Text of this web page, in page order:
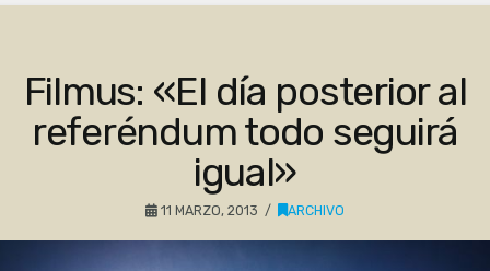
Filmus: «El día posterior al
referéndum todo seguirá
igual»
11 MARZO, 2013 ARCHIVO